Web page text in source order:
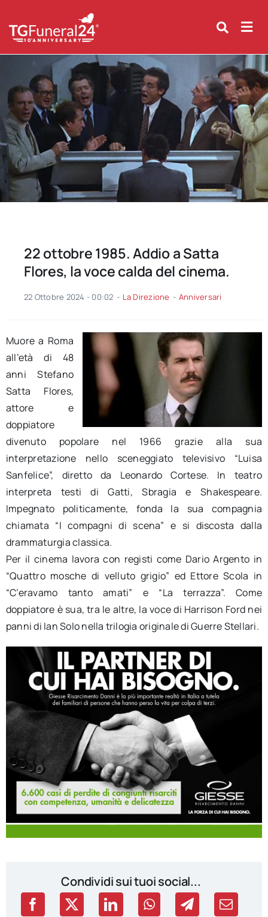
content
22 ottobre 1985. Addio a Satta
Flores, la voce calda del cinema.
22 Ottobre 2024 - 00:02 - La Direzione - Anniversari
Muore a Roma
all’età di 48
anni Stefano
Satta Flores,
attore e
doppiatore
divenuto popolare nel 1966 grazie alla sua
interpretazione nello sceneggiato televisivo “Luisa
Sanfelice”, diretto da Leonardo Cortese. In teatro
interpreta testi di Gatti, Sbragia e Shakespeare.
Impegnato politicamente, fonda la sua compagnia
chiamata “I compagni di scena” e si discosta dalla
drammaturgia classica.
Per il cinema lavora con registi come Dario Argento in
“Quattro mosche di velluto grigio” ed Ettore Scola in
“C’eravamo tanto amati” e “La terrazza”. Come
doppiatore è sua, tra le altre, la voce di Harrison Ford nei
panni di Ian Solo nella trilogia originale di Guerre Stellari.
Condividi sui tuoi social...